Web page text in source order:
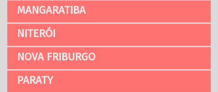
MANGARATIBA
NITERÓI
NOVA FRIBURGO
PARATY